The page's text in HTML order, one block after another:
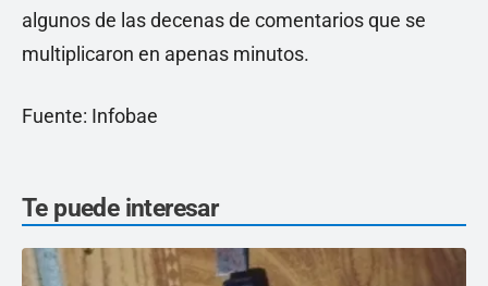
algunos de las decenas de comentarios que se
multiplicaron en apenas minutos.
Fuente: Infobae
Te puede interesar